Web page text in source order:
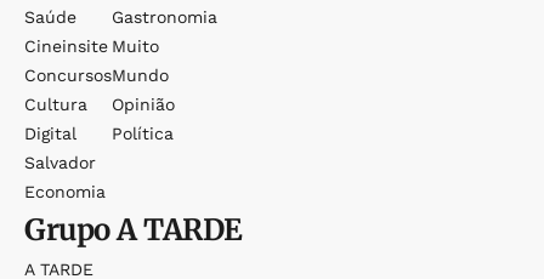
Saúde
Cineinsite
Concursos
Cultura
Digital
Salvador
Economia
Gastronomia
Muito
Mundo
Opinião
Política
GrupoA TARDE
A TARDE